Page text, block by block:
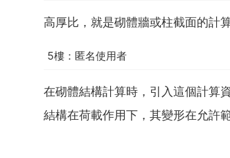
高厚比，就是砌體牆或柱截面的計
5樓：匿名使用者
在砌體結構計算時，引入這個計算
結構在荷載作用下，其變形在允許範